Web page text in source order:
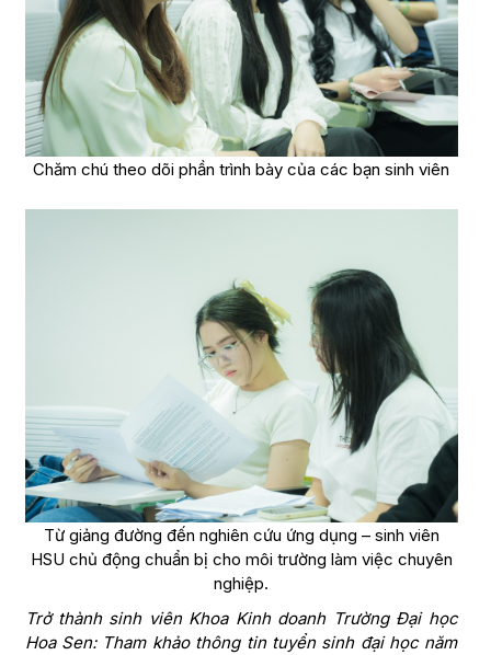
Chăm chú theo dõi phần trình bày của các bạn sinh viên
Từ giảng đường đến nghiên cứu ứng dụng – sinh viên
HSU chủ động chuẩn bị cho môi trường làm việc chuyên
nghiệp.
Trở thành sinh viên Khoa Kinh doanh Trường Đại học
Hoa Sen: Tham khảo thông tin tuyển sinh đại học năm